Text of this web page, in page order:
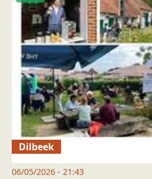
Dilbeek
06/05/2026 - 21:43